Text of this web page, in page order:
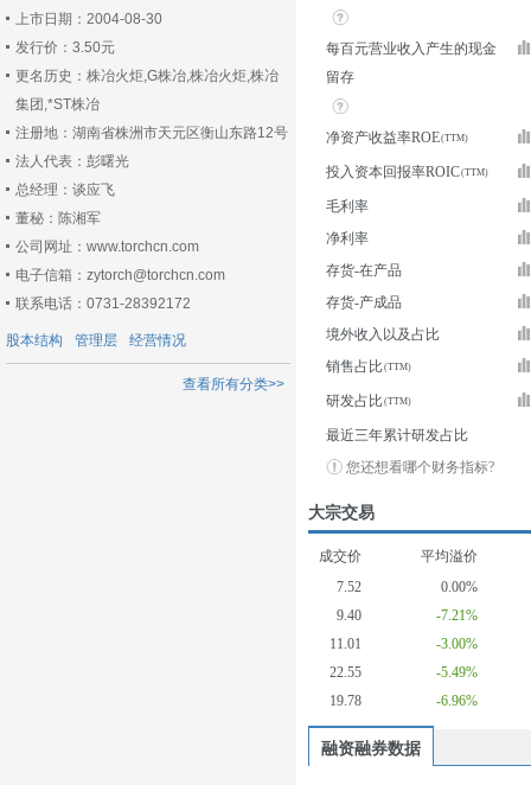
上市日期：2004-08-30
发行价：3.50元
更名历史：株冶火炬,G株冶,株冶火炬,株冶
集团,*ST株冶
注册地：湖南省株洲市天元区衡山东路12号
法人代表：彭曙光
总经理：谈应飞
董秘：陈湘军
公司网址：www.torchcn.com
电子信箱：zytorch@torchcn.com
联系电话：0731-28392172
股本结构 管理层 经营情况
查看所有分类>>
每百元营业收入产生的现金
留存
净资产收益率ROE
投入资本回报率ROIC
毛利率
净利率
存货-在产品
存货-产成品
境外收入以及占比
销售占比
研发占比
最近三年累计研发占比
您还想看哪个财务指标?
大宗交易
成交价
平均溢价
7.52
0.00%
9.40
-7.21%
11.01
-3.00%
22.55
-5.49%
19.78
-6.96%
融资融券数据